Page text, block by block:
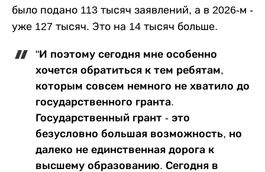
было подано 113 тысяч заявлений, а в 2026-м -
уже 127 тысяч. Это на 14 тысяч больше.
"И поэтому сегодня мне особенно
хочется обратиться к тем ребятам,
которым совсем немного не хватило до
государственного гранта.
Государственный грант - это
безусловно большая возможность, но
далеко не единственная дорога к
высшему образованию. Сегодня в